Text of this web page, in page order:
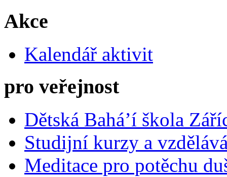
Akce
Kalendář aktivit
pro veřejnost
Dětská Bahá’í škola
Studijní kurzy a
Meditace pro potěchu